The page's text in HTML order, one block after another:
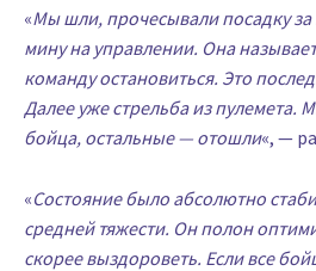
«Мы шли, прочесывали посадку
мину на управлении. Она
команду остановиться. Это
Далее уже стрельба из пулемета.
бойца, остальные — отошли«, —
«Состояние было абсолютно
средней тяжести. Он полон
скорее выздороветь. Если все